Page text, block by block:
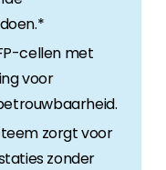
cellen met
voor
zorgt voor
zonder